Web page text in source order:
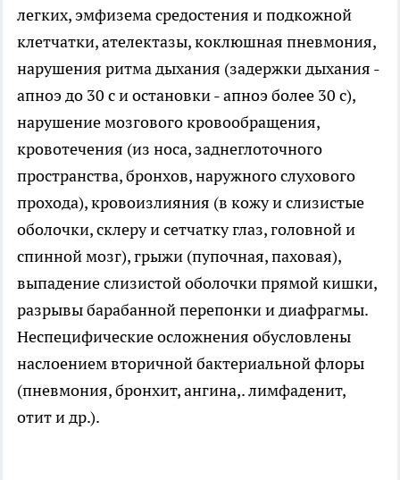
легких, эмфизема средостения и подкожной
клетчатки, ателектазы, коклюшная пневмония,
нарушения ритма дыхания (задержки дыхания -
апноэ до 30 с и остановки - апноэ более 30 с),
нарушение мозгового кровообращения,
кровотечения (из носа, заднеглоточного
пространства, бронхов, наружного слухового
прохода), кровоизлияния (в кожу и слизистые
оболочки, склеру и сетчатку глаз, головной и
спинной мозг), грыжи (пупочная, паховая),
выпадение слизистой оболочки прямой кишки,
разрывы барабанной перепонки и диафрагмы.
Неспецифические осложнения обусловлены
наслоением вторичной бактериальной флоры
(пневмония, бронхит, ангина,. лимфаденит,
отит и др.).